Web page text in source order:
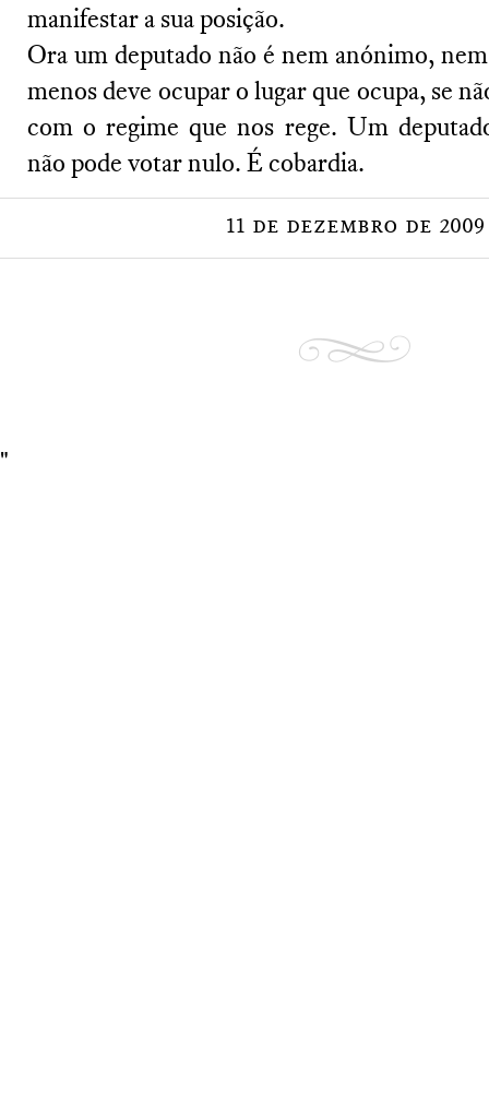
manifestar a sua posição.
Ora um deputado não é nem anónimo,
menos deve ocupar o lugar que ocupa, se
com o regime que nos rege. Um
não pode votar nulo. É cobardia.
11 de dezembro de 2009
"